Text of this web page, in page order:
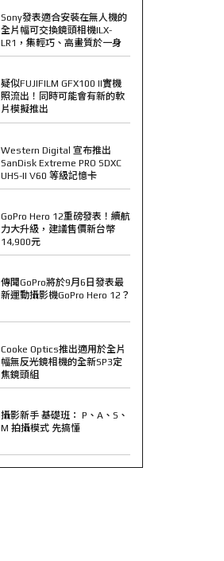
Sony發表適合安裝在無人機的
全片幅可交換鏡頭相機ILX-
LR1，集輕巧、高畫質於一身
疑似FUJIFILM GFX100 II實機
照流出！同時可能會有新的軟
片模擬推出
Western Digital 宣布推出
SanDisk Extreme PRO SDXC
UHS-II V60 等級記憶卡
GoPro Hero 12重磅發表！續航
力大升級，建議售價新台幣
14,900元
傳聞GoPro將於9月6日發表最
新運動攝影機GoPro Hero 12？
Cooke Optics推出適用於全片
幅無反光鏡相機的全新SP3定
焦鏡頭組
攝影新手 基礎班： P、A、S、
M 拍攝模式 先搞懂